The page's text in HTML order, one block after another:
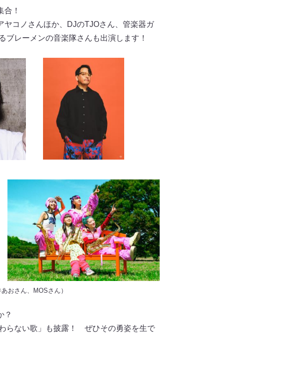
！
ヤコノさんほか、DJのTJOさん、管楽器ガ
レーメンの音楽隊さんも出演します！
おさん、MOSさん）
？
らない歌」も披露！ ぜひその勇姿を生で